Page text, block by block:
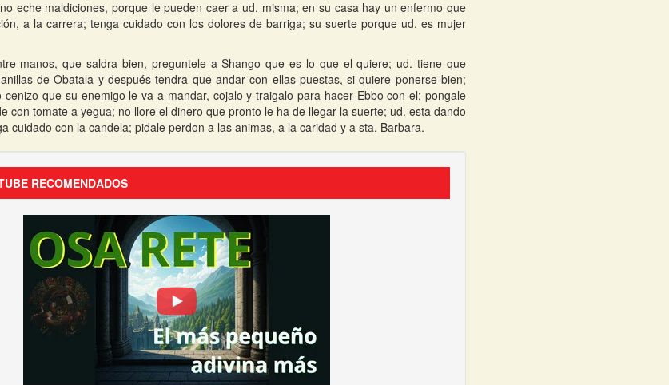
eche maldiciones, porque le pueden caer a ud. misma; en su casa hay un enfermo que
a la carrera; tenga cuidado con los dolores de barriga; su suerte porque ud. es mujer
manos, que saldra bien, preguntele a Shango que es lo que el quiere; ud. tiene que
de Obatala y después tendra que andar con ellas puestas, si quiere ponerse bien;
cenizo que su enemigo le va a mandar, cojalo y traigalo para hacer Ebbo con el; pongale
con tomate a yegua; no llore el dinero que pronto le ha de llegar la suerte; ud. esta dando
cuidado con la candela; pidale perdon a las animas, a la caridad y a sta. Barbara.
RECOMENDADOS